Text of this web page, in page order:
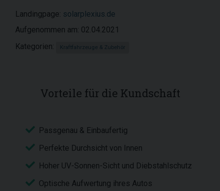
Landingpage: solarplexius.de
Aufgenommen am: 02.04.2021
Kategorien:
Kraftfahrzeuge & Zubehör
Vorteile für die Kundschaft
Passgenau & Einbaufertig
Perfekte Durchsicht von Innen
Hoher UV-Sonnen-Sicht und Diebstahlschutz
Optische Aufwertung ihres Autos